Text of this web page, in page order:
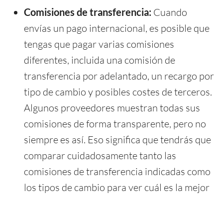
Comisiones de transferencia: Cuando
envías un pago internacional, es posible que
tengas que pagar varias comisiones
diferentes, incluida una comisión de
transferencia por adelantado, un recargo por
tipo de cambio y posibles costes de terceros.
Algunos proveedores muestran todas sus
comisiones de forma transparente, pero no
siempre es así. Eso significa que tendrás que
comparar cuidadosamente tanto las
comisiones de transferencia indicadas como
los tipos de cambio para ver cuál es la mejor